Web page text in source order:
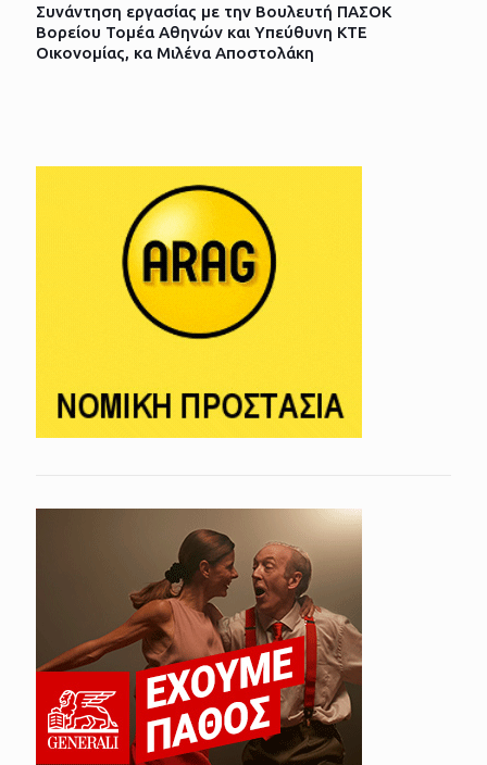
Συνάντηση εργασίας με την Βουλευτή ΠΑΣΟΚ
Βορείου Τομέα Αθηνών και Υπεύθυνη ΚΤΕ
Οικονομίας, κα Μιλένα Αποστολάκη